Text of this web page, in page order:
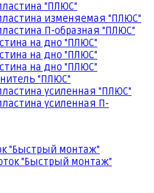
"ПЛЮС"
изменяемая "ПЛЮС"
П-образная "ПЛЮС"
на дно "ПЛЮС"
на дно "ПЛЮС"
на дно "ПЛЮС"
"ПЛЮС"
усиленная "ПЛЮС"
усиленная П-
"Быстрый монтаж"
"Быстрый монтаж"